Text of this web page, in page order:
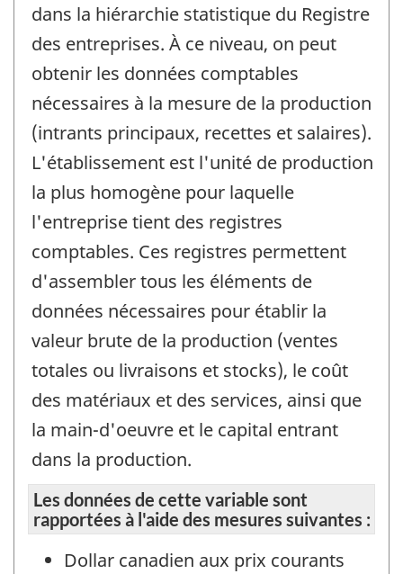
dans la hiérarchie statistique du Registre
des entreprises. À ce niveau, on peut
obtenir les données comptables
nécessaires à la mesure de la production
(intrants principaux, recettes et salaires).
L'établissement est l'unité de production
la plus homogène pour laquelle
l'entreprise tient des registres
comptables. Ces registres permettent
d'assembler tous les éléments de
données nécessaires pour établir la
valeur brute de la production (ventes
totales ou livraisons et stocks), le coût
des matériaux et des services, ainsi que
la main-d'oeuvre et le capital entrant
dans la production.
Les données de cette variable sont
rapportées à l'aide des mesures suivantes :
Dollar canadien aux prix courants